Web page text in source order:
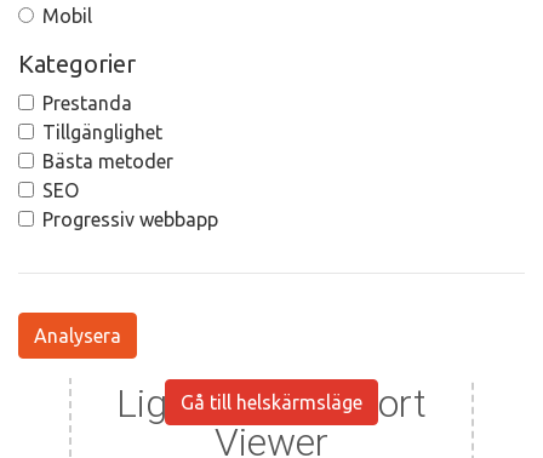
Mobil
Kategorier
Prestanda
Tillgänglighet
Bästa metoder
SEO
Progressiv webbapp
Analysera
Gå till helskärmsläge